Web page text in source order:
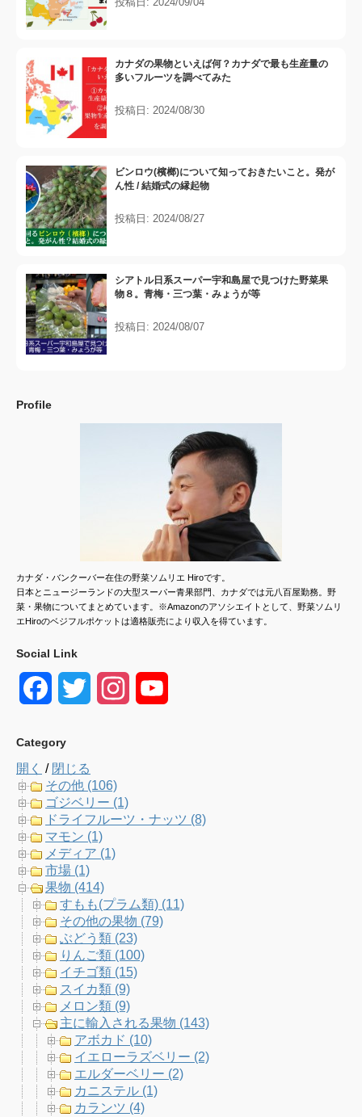
カナダの果物といえば何？カナダで最も生産量の
多いフルーツを調べてみた
投稿日: 2024/08/30
ビンロウ(檳榔)について知っておきたいこと。発が
ん性 / 結婚式の縁起物
投稿日: 2024/08/27
シアトル日系スーパー宇和島屋で見つけた野菜果
物８。青梅・三つ葉・みょうが等
投稿日: 2024/08/07
Profile
カナダ・バンクーバー在住の野菜ソムリエ Hiroです。
日本とニュージーランドの大型スーパー青果部門、カナダでは元八百屋勤務。野
菜・果物についてまとめています。※Amazonのアソシエイトとして、野菜ソムリ
エHiroのベジフルポケットは適格販売により収入を得ています。
Social Link
e
b
o
o
k
t
t
e
a
a
m
u
C
e
Category
開く / 閉じる
その他 (106)
ゴジベリー (1)
ドライフルーツ・ナッツ (8)
マモン (1)
メディア (1)
市場 (1)
果物 (414)
すもも(プラム類) (11)
その他の果物 (79)
ぶどう類 (23)
りんご類 (100)
イチゴ類 (15)
スイカ類 (9)
メロン類 (9)
主に輸入される果物 (143)
アボカド (10)
イエローラズベリー (2)
エルダーベリー (2)
カニステル (1)
カランツ (4)